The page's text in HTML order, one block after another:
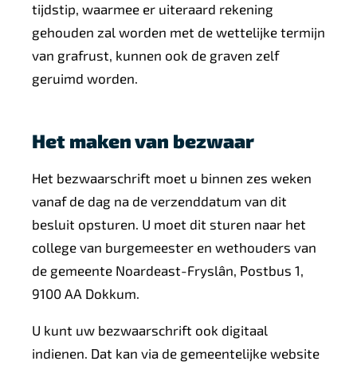
tijdstip, waarmee er uiteraard rekening
gehouden zal worden met de wettelijke termijn
van grafrust, kunnen ook de graven zelf
geruimd worden.
Het maken van bezwaar
Het bezwaarschrift moet u binnen zes weken
vanaf de dag na de verzenddatum van dit
besluit opsturen. U moet dit sturen naar het
college van burgemeester en wethouders van
de gemeente Noardeast-Fryslân, Postbus 1,
9100 AA Dokkum.
U kunt uw bezwaarschrift ook digitaal
indienen. Dat kan via de gemeentelijke website